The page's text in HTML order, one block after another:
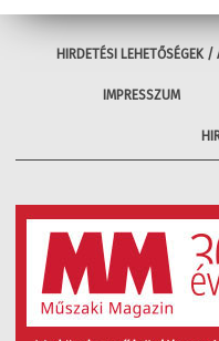
HIRDETÉSI LEHETŐSÉGEK /
IMPRESSZUM